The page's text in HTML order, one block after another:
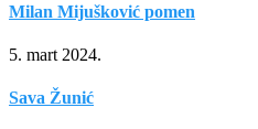
Milan Mijušković pomen
5. mart 2024.
Sava Žunić